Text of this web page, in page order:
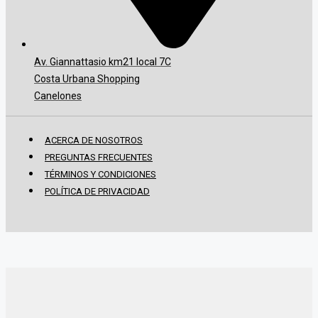
Av. Giannattasio km21 local 7C
Costa Urbana Shopping
Canelones
ACERCA DE NOSOTROS
PREGUNTAS FRECUENTES
TÉRMINOS Y CONDICIONES
POLÍTICA DE PRIVACIDAD